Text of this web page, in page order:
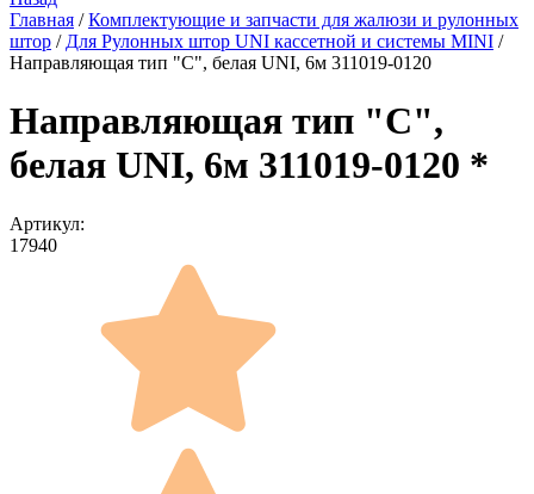
Главная / Комплектующие и запчасти для жалюзи и рулонных
штор / Для Рулонных штор UNI кассетной и системы MINI /
Направляющая тип "С", белая UNI, 6м 311019-0120
Направляющая тип "С",
белая UNI, 6м 311019-0120 *
Артикул:
17940